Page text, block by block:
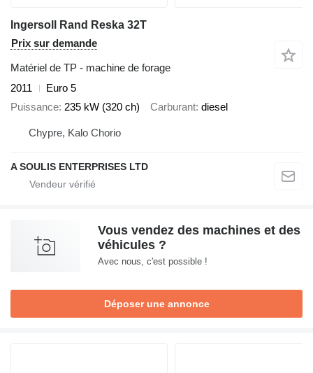
Ingersoll Rand Reska 32T
Prix sur demande
Matériel de TP - machine de forage
2011
Euro 5
Puissance 235 kW (320 ch) Carburant diesel
Chypre, Kalo Chorio
A SOULIS ENTERPRISES LTD
Vous vendez des machines et des
véhicules ?
Avec nous, c'est possible !
Déposer une annonce